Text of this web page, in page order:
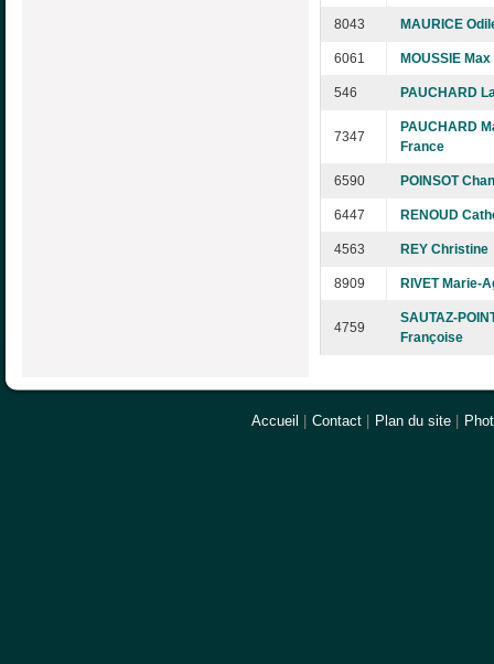
8043 MAURICE
6061 MOUSSIE Max
546 PAUCHARD
7347
PAUCHARD
France
6590 POINSOT
6447 RENOUD
4563 REY Christine
8909 RIVET Marie-
4759
SAUTAZ-
Françoise
Accueil Contact Plan du site